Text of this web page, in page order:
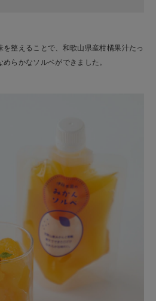
整えることで、和歌山県産柑橘果汁たっ
らかなソルベができました。